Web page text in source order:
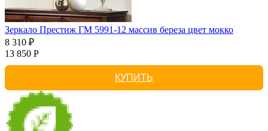
Зеркало Престиж ГМ 5991-12 массив береза цвет мокко
8 310 ₽
13 850 Р
КУПИТЬ